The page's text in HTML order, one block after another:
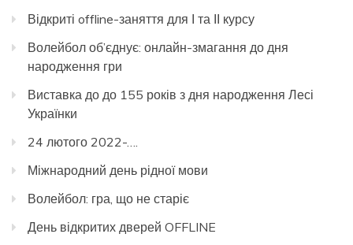
Відкриті offline-заняття для І та ІІ курсу
Волейбол об’єднує: онлайн-змагання до дня
народження гри
Виставка до до 155 років з дня народження Лесі
Українки
24 лютого 2022-….
Міжнародний день рідної мови
Волейбол: гра, що не старіє
День відкритих дверей OFFLINE